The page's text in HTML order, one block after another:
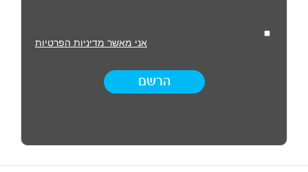
אני מאשר מדיניות הפרטיות
הרשם